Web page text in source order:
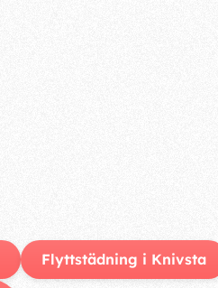
Flyttstädning i Knivsta